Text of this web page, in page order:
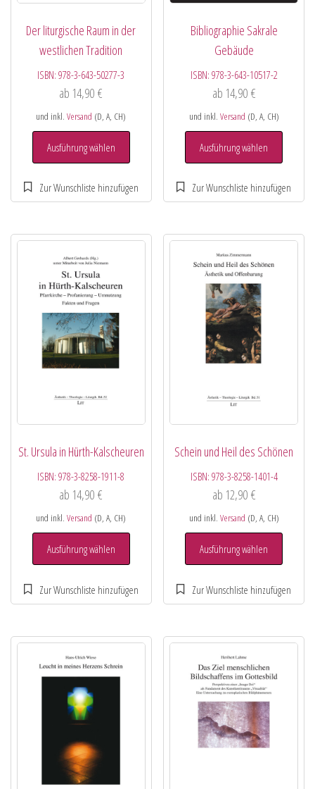
Der liturgische Raum in der
westlichen Tradition
ISBN:978-3-643-50277-3
ab 14,90€
und inkl.Versand (D, A, CH)
Ausführung wählen
Bibliographie Sakrale
Gebäude
ISBN: 978-3-643-10517-2
ab 14,90 €
und inkl. Versand (D, A, CH)
Ausführung wählen
St. Ursula in Hürth-Kalscheuren
ISBN:978-3-8258-1911-8
ab 14,90€
und inkl.Versand (D, A, CH)
Ausführung wählen
Schein und Heil des Schönen
ISBN: 978-3-8258-1401-4
ab 12,90 €
und inkl. Versand (D, A, CH)
Ausführung wählen